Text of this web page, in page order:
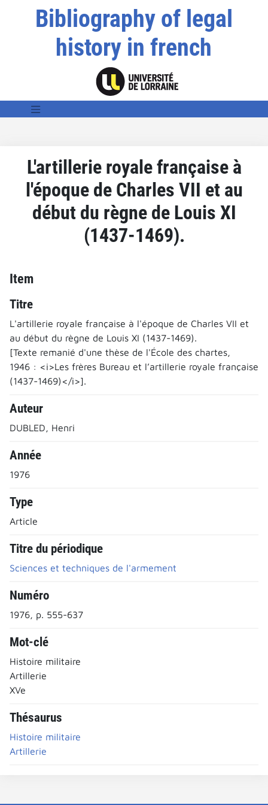
Bibliography of legal
history in french
L'artillerie royale française à
l'époque de Charles VII et au
début du règne de Louis XI
(1437-1469).
Item
Titre
L'artillerie royale française à l'époque de Charles VII et
au début du règne de Louis XI (1437-1469).
[Texte remanié d'une thèse de l'École des chartes,
1946 : <i>Les frères Bureau et l’artillerie royale française
(1437-1469)</i>].
Auteur
DUBLED, Henri
Année
1976
Type
Article
Titre du périodique
Sciences et techniques de l'armement
Numéro
1976, p. 555-637
Mot-clé
Histoire militaire
Artillerie
XVe
Thésaurus
Histoire militaire
Artillerie